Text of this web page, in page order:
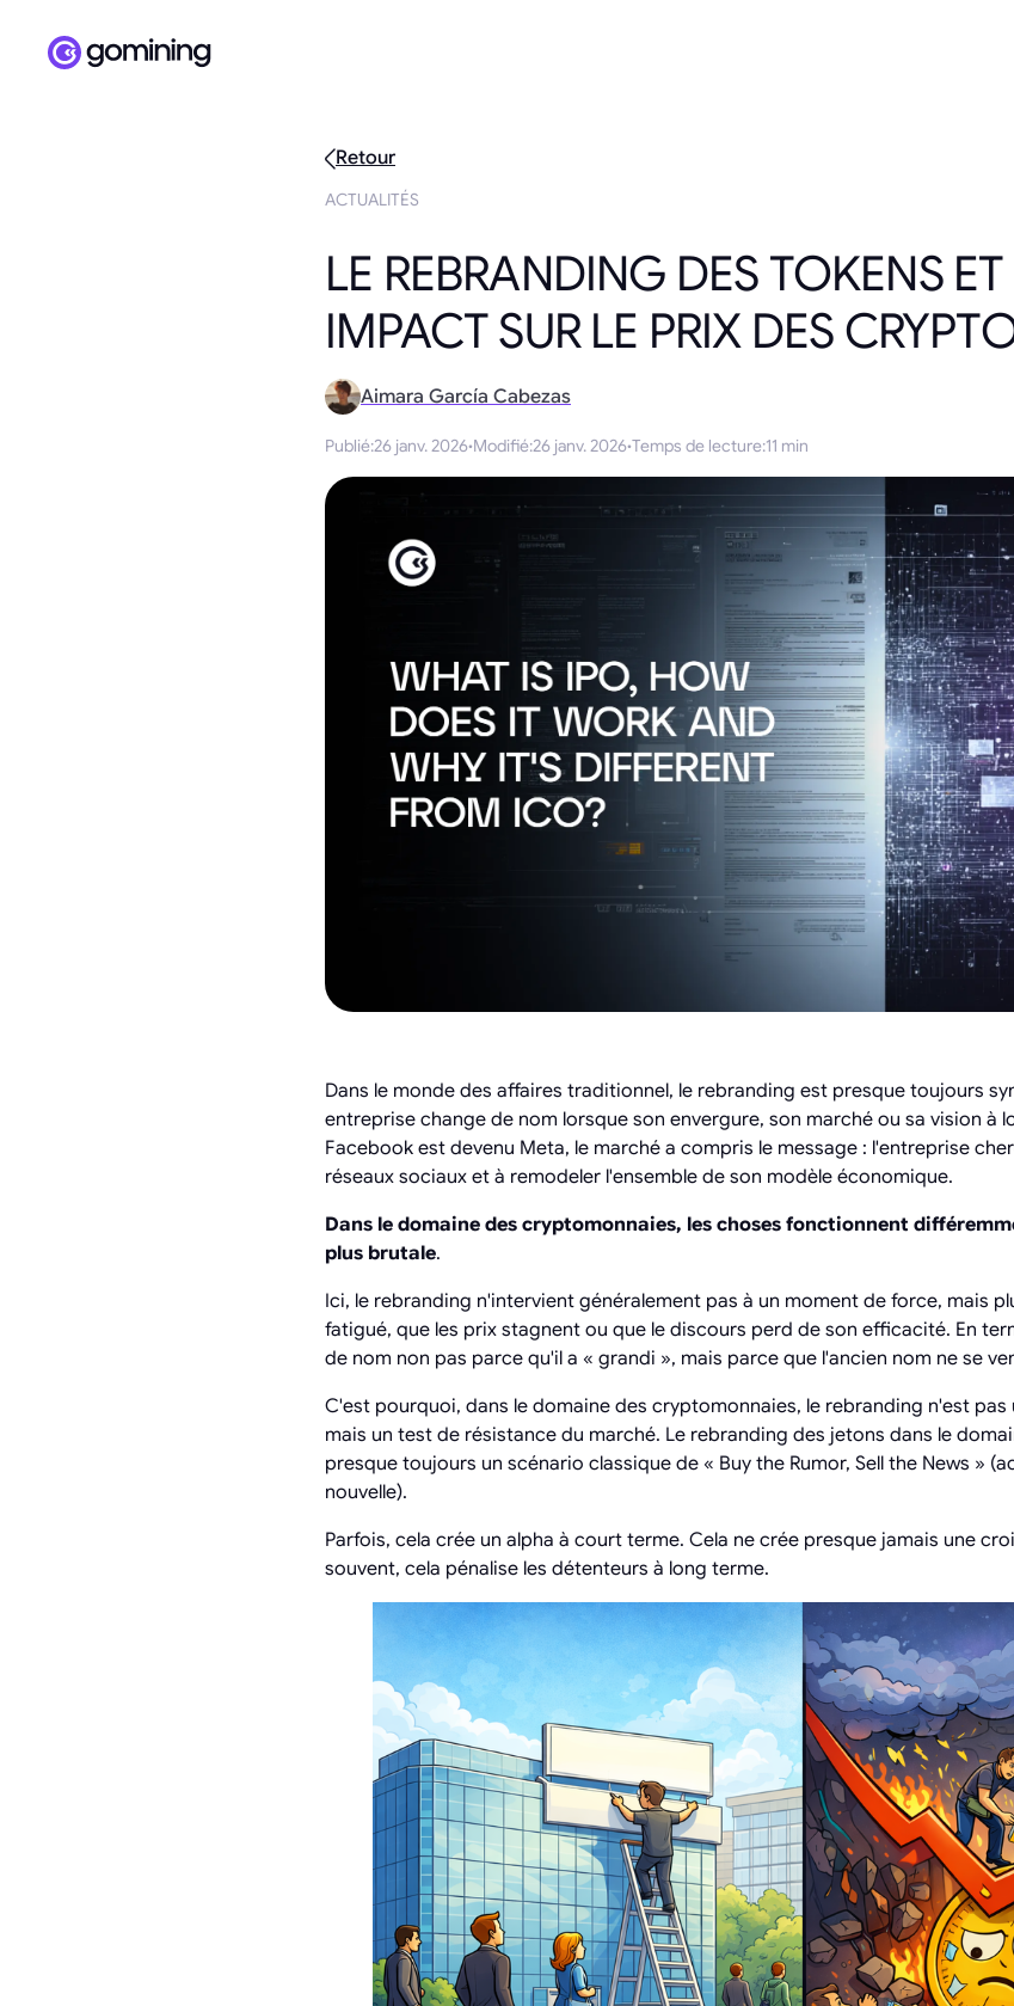
Retour
ACTUALITÉS
LE REBRANDING DES TOKENS
IMPACT SUR LE PRIX DES
Aimara García Cabezas
Publié:26 janv. 2026·Modifié:26 janv. 2026·Temps de lecture:11 min
Dans le monde des affaires traditionnel, le rebranding est presque toujours
entreprise change de nom lorsque son envergure, son marché ou sa vision à
Facebook est devenu Meta, le marché a compris le message : l'entreprise
réseaux sociaux et à remodeler l'ensemble de son modèle économique.
Dans le domaine des cryptomonnaies, les choses fonctionnent
plus brutale.
Ici, le rebranding n'intervient généralement pas à un moment de force, mais
fatigué, que les prix stagnent ou que le discours perd de son efficacité. En
de nom non pas parce qu'il a « grandi », mais parce que l'ancien nom ne se
C'est pourquoi, dans le domaine des cryptomonnaies, le rebranding n'est pas
mais un test de résistance du marché. Le rebranding des jetons dans le
presque toujours un scénario classique de « Buy the Rumor, Sell the News »
nouvelle).
Parfois, cela crée un alpha à court terme. Cela ne crée presque jamais une
souvent, cela pénalise les détenteurs à long terme.